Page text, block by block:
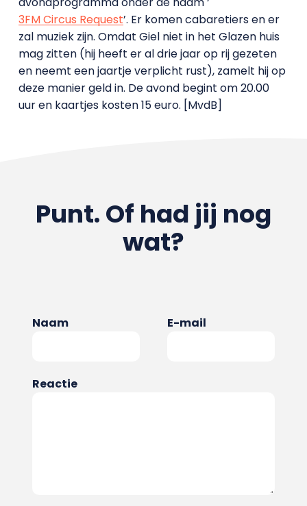
3FM Circus Request’. Er komen cabaretiers en er
zal muziek zijn. Omdat Giel niet in het Glazen huis
mag zitten (hij heeft er al drie jaar op rij gezeten
en neemt een jaartje verplicht rust), zamelt hij op
deze manier geld in. De avond begint om 20.00
uur en kaartjes kosten 15 euro. [MvdB]
Punt. Of had jij nog
wat?
Naam E-mail
Reactie